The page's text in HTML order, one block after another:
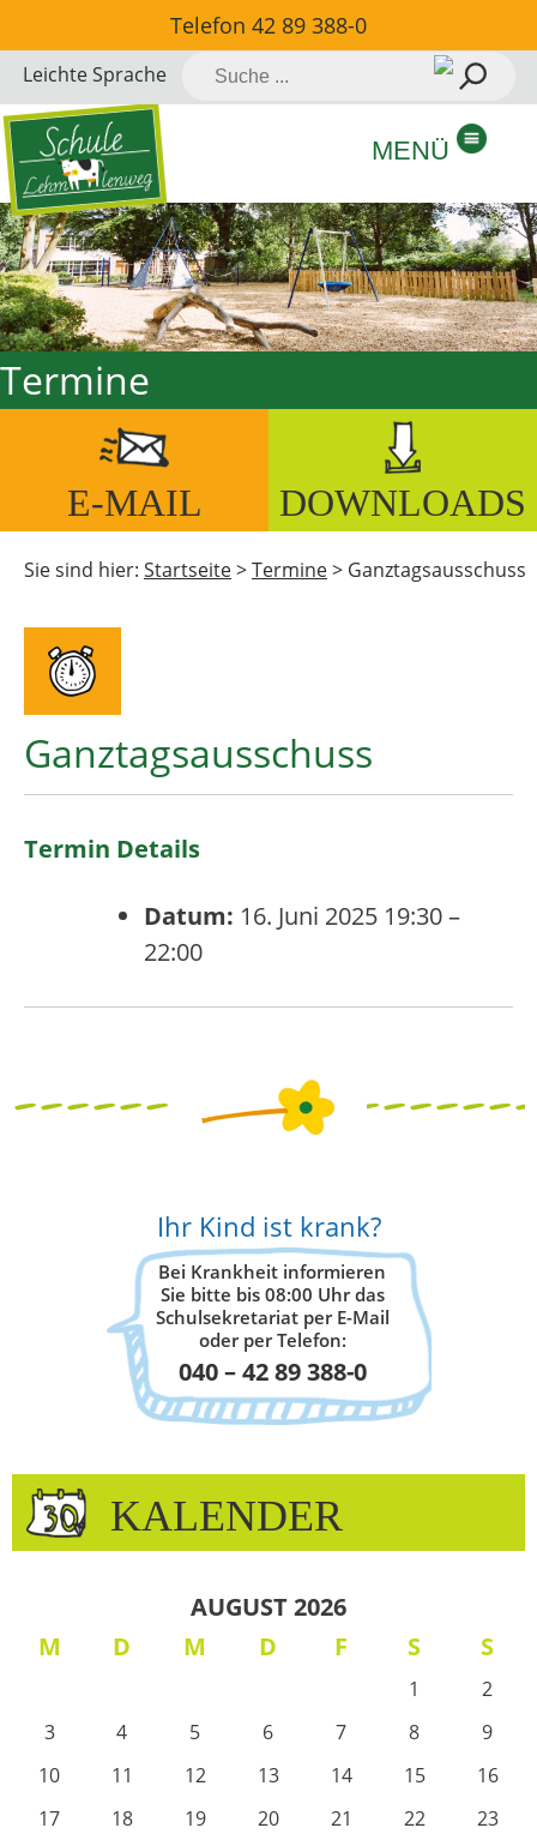
zum
Inhalt
springen
Telefon 42 89 388-0
Leichte Sprache
Suche
Termine
E-MAIL DOWNLOADS
Sie sind hier: Startseite>Termine> Ganztagsausschuss
Ganztagsausschuss
Termin Details
Datum: 16. Juni 2025 19:30–
22:00
Ihr Kind ist krank?
Bei Krankheit informieren
Sie bitte bis 08:00 Uhr das
Schulsekretariat per E-Mail
oder per Telefon:
040 – 42 89 388-0
KALENDER
AUGUST 2026
M
D M D F S S
1
2
3
4 5 6 7 8
9
10
11 12 13 14 15
16
17
18 19 20 21 22
23
MENÜ